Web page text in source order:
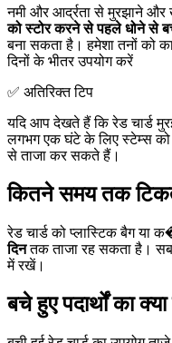
नमी और आर्द्रता से मुरझाने और
को स्टोर करने से पहले धोने से
बना सकता है। हमेशा तनों को
दिनों के भीतर उपयोग करें
✅ अतिरिक्त टिप
यदि आप देखते हैं कि रेड चार्ड
लगभग एक घंटे के लिए स्टेम्स को
से ताजा कर सकते हैं।
कितने समय तक
रेड चार्ड को प्लास्टिक बैग
दिनतक ताजा रह सकता है।
में रखें।
बचे हुए पदार्थों का